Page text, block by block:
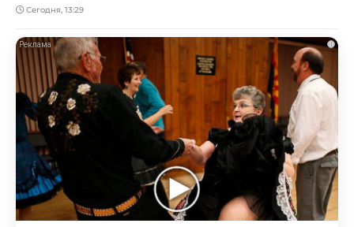
Сегодня, 13:29
i